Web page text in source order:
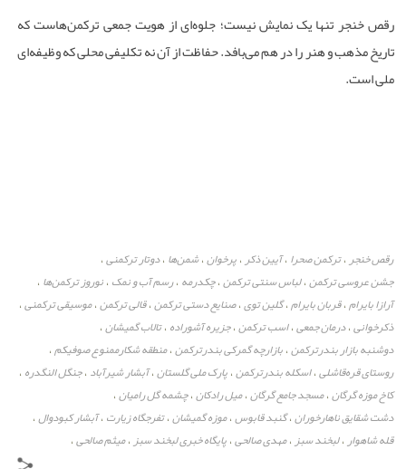
رقص خنجر تنها یک نمایش نیست؛ جلوه‌ای از هویت جمعی ترکمن‌هاست که
تاریخ مذهب و هنر را در هم می‌بافد. حفاظت از آن نه تکلیفی محلی که وظیفه‌ای
ملی است.
رقص خنجر،ترکمن صحرا ،آیین ذکر،پرخوان،شمن‌ها ،دوتار ترکمنی،
جشن عروسی ترکمن،لباس سنتی ترکمن،چکدرمه ،رسم آب و نمک ،نوروز ترکمن‌ها ،
آرازا بایرام،قربان بایرام،گلین توی،صنایع دستی ترکمن،قالی ترکمن،موسیقی ترکمنی،
ذکرخوانی،درمان جمعی،اسب ترکمن،جزیره آشوراده ،تالاب گمیشان،
دوشنبه بازار بندرترکمن،بازارچه گمرکی بندرترکمن،منطقه شکارممنوع صوفیکم،
روستای قره‌قاشلی،اسکله بندرترکمن،پارک ملی گلستان،آبشار شیرآباد ،جنگل النگدره ،
کاخ موزه گرگان،مسجد جامع گرگان،میل رادکان،چشمه گل رامیان،
دشت شقایق ناهارخوران،گنبد قابوس،موزه گمیشان،تفرجگاه زیارت ،آبشار کبودوال،
قله شاهوار،لبخند سبز،مهدی صالحی،پایگاه خبری لبخند سبز،میثم صالحی،